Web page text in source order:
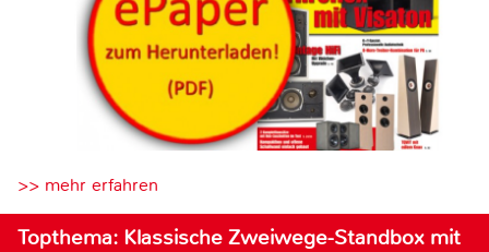
>> mehr erfahren
Topthema: Klassische Zweiwege-Standbox mit